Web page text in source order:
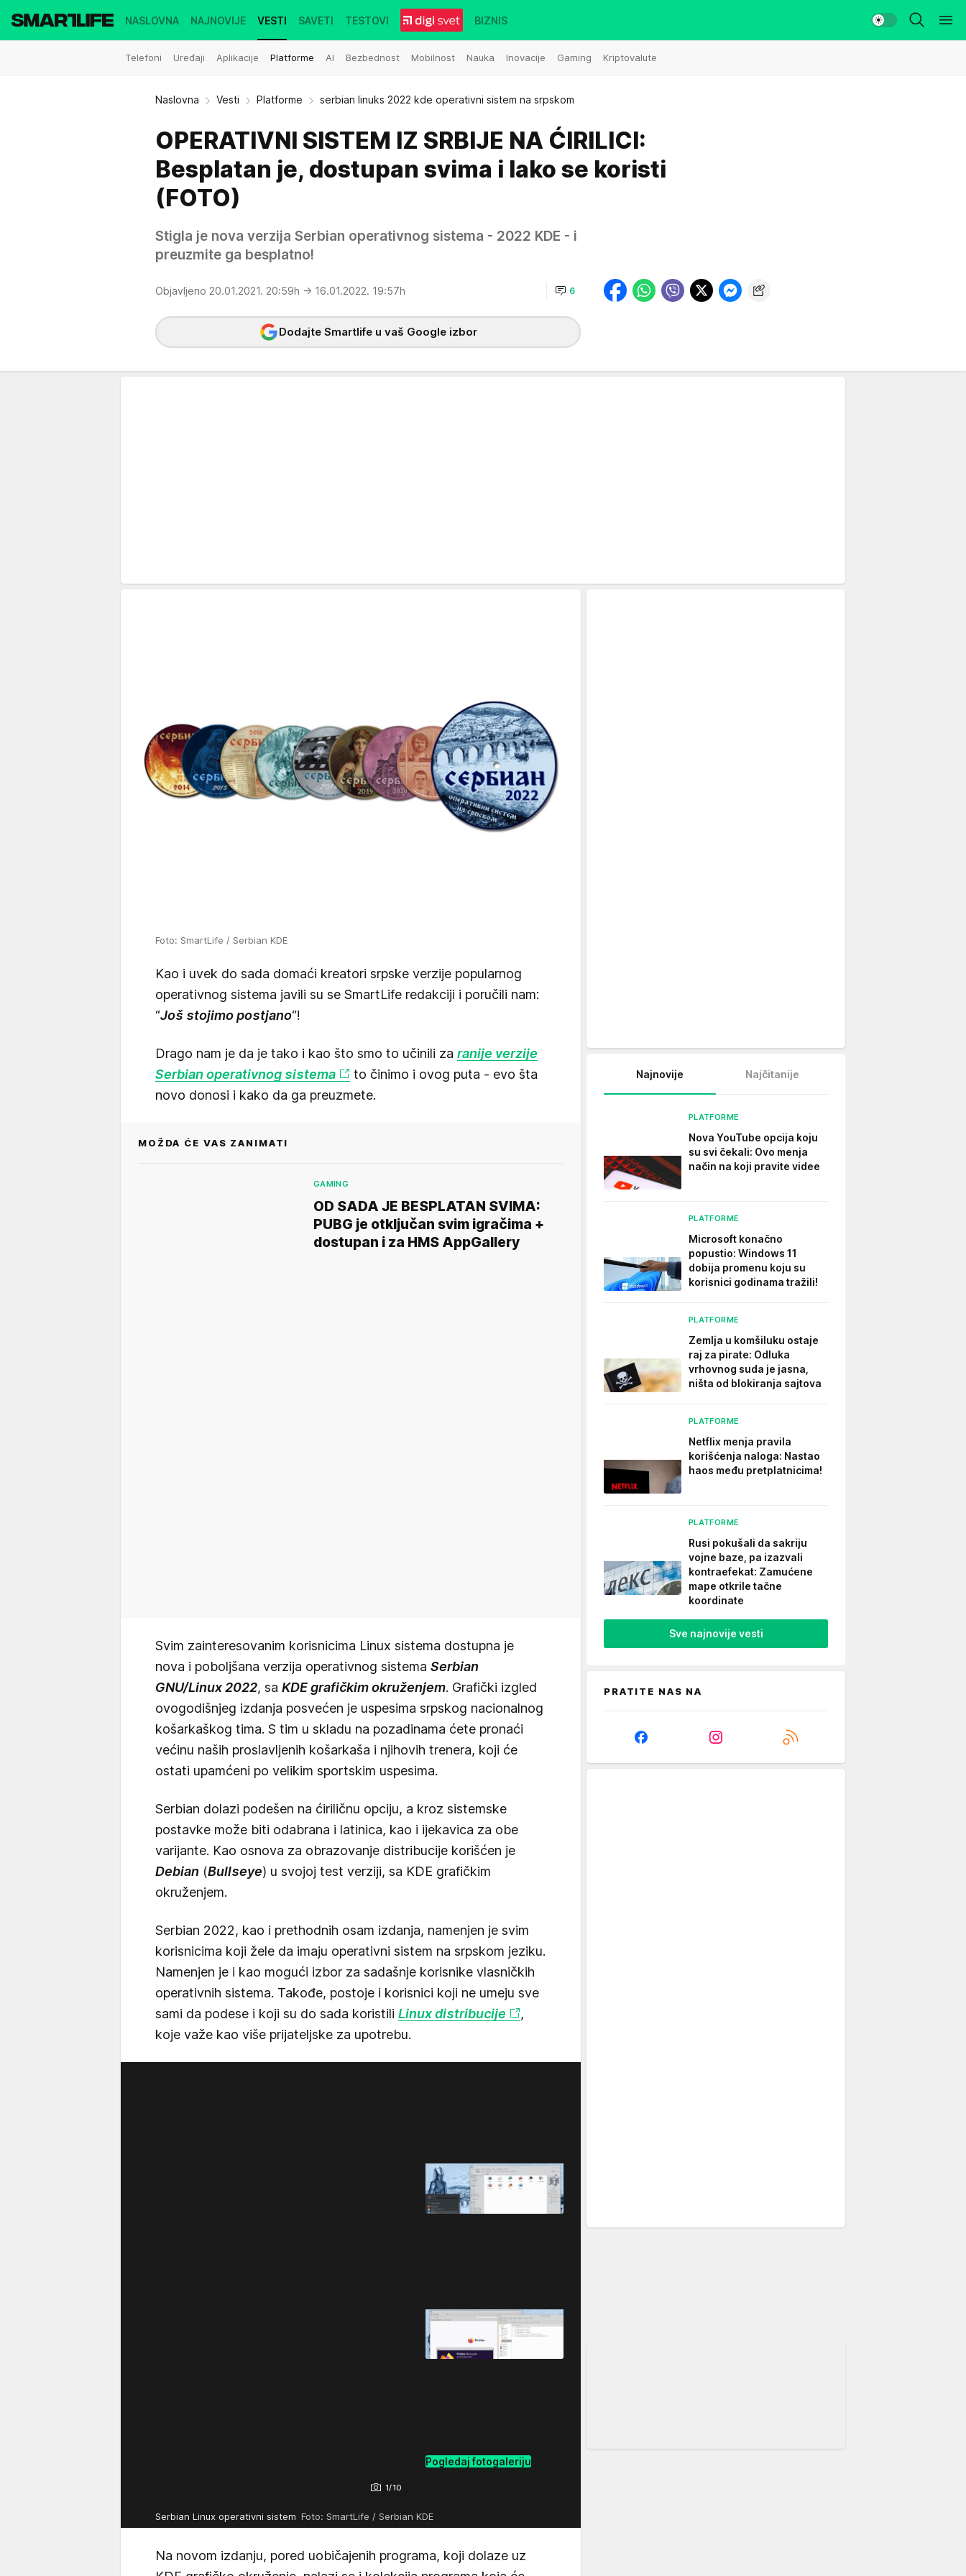
NASLOVNA NAJNOVIJE VESTI
Telefoni Uređaji Aplikacije Platforme AI Bezbednost Mobilnost Nauka Inovacije Gaming Kriptovalute
SAVETI TESTOVI BIZNIS
Naslovna Vesti Platforme serbian linuks 2022 kde operativni sistem na srpskom
OPERATIVNI SISTEM IZ SRBIJE NA ĆIRILICI:
Besplatan je, dostupan svima i lako se koristi
(FOTO)
Stigla je nova verzija Serbian operativnog sistema - 2022 KDE - i
preuzmite ga besplatno!
Objavljeno 20.01.2021. 20:59h → 16.01.2022. 19:57h 6
Dodajte Smartlife u vaš Google izbor
Foto: SmartLife / Serbian KDE
Kao i uvek do sada domaći kreatori srpske verzije popularnog
operativnog sistema javili su se SmartLife redakciji i poručili nam:
“Još stojimo postjano“!
Drago nam je da je tako i kao što smo to učinili za ranije verzije
Serbian operativnog sistema
to činimo i ovog puta - evo šta
novo donosi i kako da ga preuzmete.
MOŽDA ĆE VAS ZANIMATI
GAMING
OD SADA JE BESPLATAN SVIMA:
PUBG je otključan svim igračima +
dostupan i za HMS AppGallery
Svim zainteresovanim korisnicima Linux sistema dostupna je
nova i poboljšana verzija operativnog sistema Serbian
GNU/Linux 2022, sa KDE grafičkim okruženjem. Grafički izgled
ovogodišnjeg izdanja posvećen je uspesima srpskog nacionalnog
košarkaškog tima. S tim u skladu na pozadinama ćete pronaći
većinu naših proslavljenih košarkaša i njihovih trenera, koji će
ostati upamćeni po velikim sportskim uspesima.
Serbian dolazi podešen na ćiriličnu opciju, a kroz sistemske
postavke može biti odabrana i latinica, kao i ijekavica za obe
varijante. Kao osnova za obrazovanje distribucije korišćen je
Debian (Bullseye) u svojoj test verziji, sa KDE grafičkim
okruženjem.
Serbian 2022, kao i prethodnih osam izdanja, namenjen je svim
korisnicima koji žele da imaju operativni sistem na srpskom jeziku.
Namenjen je i kao mogući izbor za sadašnje korisnike vlasničkih
operativnih sistema. Takođe, postoje i korisnici koji ne umeju sve
sami da podese i koji su do sada koristili Linux distribucije
,
koje važe kao više prijateljske za upotrebu.
1/10
Pogledaj fotogaleriju
Serbian Linux operativni sistem Foto: SmartLife / Serbian KDE
Na novom izdanju, pored uobičajenih programa, koji dolaze uz
Najnovije Najčitanije
PLATFORME
Nova YouTube opcija koju
su svi čekali: Ovo menja
način na koji pravite videe
PLATFORME
Microsoft konačno
popustio: Windows 11
dobija promenu koju su
korisnici godinama tražili!
PLATFORME
Zemlja u komšiluku ostaje
raj za pirate: Odluka
vrhovnog suda je jasna,
ništa od blokiranja sajtova
PLATFORME
Netflix menja pravila
korišćenja naloga: Nastao
haos među pretplatnicima!
PLATFORME
Rusi pokušali da sakriju
vojne baze, pa izazvali
kontraefekat: Zamućene
mape otkrile tačne
koordinate
Sve najnovije vesti
PRATITE NAS NA